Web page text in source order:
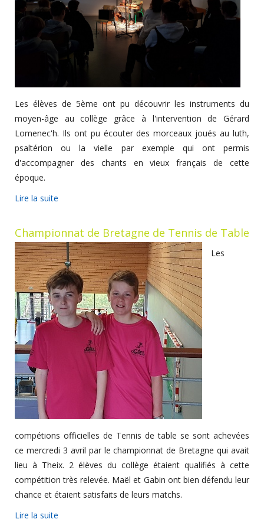
Les élèves de 5ème ont pu découvrir les instruments du
moyen-âge au collège grâce à l'intervention de Gérard
Lomenec'h. Ils ont pu écouter des morceaux joués au luth,
psaltérion ou la vielle par exemple qui ont permis
d'accompagner des chants en vieux français de cette
époque.
Lire la suite
Championnat de Bretagne de Tennis de Table
Les
compétions officielles de Tennis de table se sont achevées
ce mercredi 3 avril par le championnat de Bretagne qui avait
lieu à Theix. 2 élèves du collège étaient qualifiés à cette
compétition très relevée. Maël et Gabin ont bien défendu leur
chance et étaient satisfaits de leurs matchs.
Lire la suite